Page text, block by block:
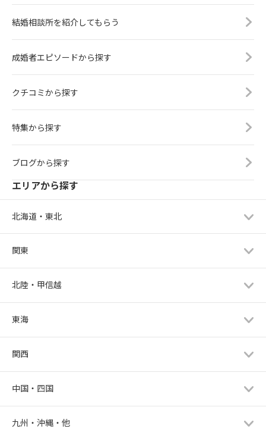
結婚相談所を紹介してもらう
成婚者エピソードから探す
クチコミから探す
特集から探す
ブログから探す
エリアから探す
北海道・東北
関東
北陸・甲信越
東海
関西
中国・四国
九州・沖縄・他